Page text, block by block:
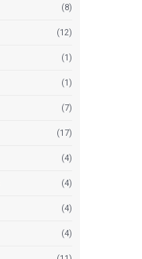
(8)
(12)
(1)
(1)
(7)
(17)
(4)
(4)
(4)
(4)